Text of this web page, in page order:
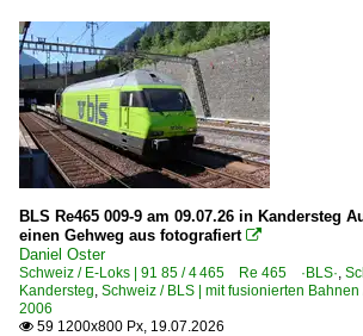
5 843 Am 843 ·G 1700-2 BB·
E-Loks | 91 85
4 415 Re 415 Ae 4/4 ·BLS·
4 420 Re 420 · Re 426 Re 4/4 II
4 420 Re 420 Re 4/4 II ·SBB·
4 425 Re 425 Re 4/4 ·BLS·
4 465 Re 465 ·BLS·
4 465 Re 465 ·BLS· Werbeloks
4 475 Re 475 ·BLS·WRS·
BLS Re465 009-9 am 09.07.26 in Kandersteg
einen Gehweg aus fotografiert 
Daniel Oster
Schweiz / E-Loks | 91 85 / 4 465 Re 465 ·BLS·,
Kandersteg, Schweiz / BLS | mit fusionierten
2006
 59 1200x800 Px, 19.07.2026